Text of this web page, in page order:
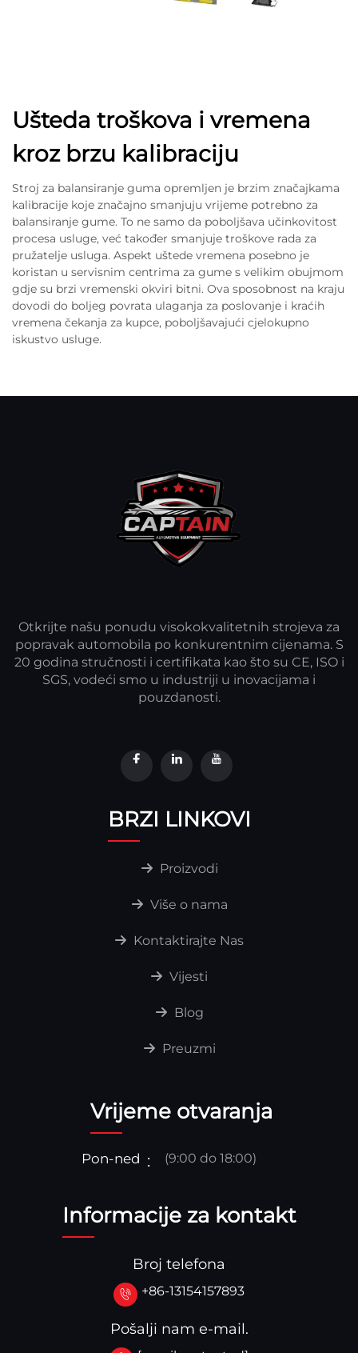
Ušteda troškova i vremena
kroz brzu kalibraciju
Stroj za balansiranje guma opremljen je brzim značajkama
kalibracije koje značajno smanjuju vrijeme potrebno za
balansiranje gume. To ne samo da poboljšava učinkovitost
procesa usluge, već također smanjuje troškove rada za
pružatelje usluga. Aspekt uštede vremena posebno je
koristan u servisnim centrima za gume s velikim obujmom
gdje su brzi vremenski okviri bitni. Ova sposobnost na kraju
dovodi do boljeg povrata ulaganja za poslovanje i kraćih
vremena čekanja za kupce, poboljšavajući cjelokupno
iskustvo usluge.
Otkrijte našu ponudu visokokvalitetnih strojeva za
popravak automobila po konkurentnim cijenama. S
20 godina stručnosti i certifikata kao što su CE, ISO i
SGS, vodeći smo u industriji u inovacijama i
pouzdanosti.
BRZI LINKOVI
Proizvodi
Više o nama
Kontaktirajte Nas
Vijesti
Blog
Preuzmi
Vrijeme otvaranja
Pon-ned (9:00 do 18:00)
Informacije za kontakt
Broj telefona
+86-13154157893
Pošalji nam e-mail.